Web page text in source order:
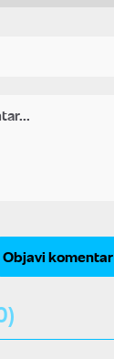
Objavi komentar